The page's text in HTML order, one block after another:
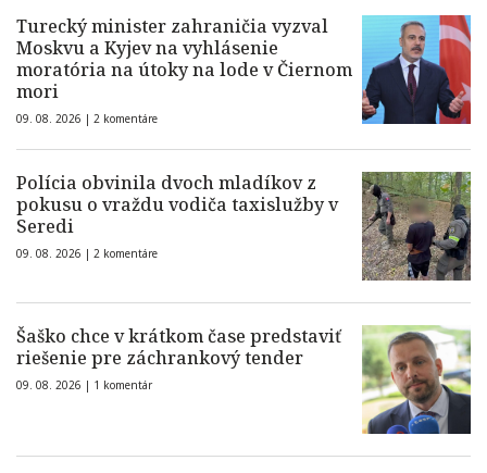
Turecký minister zahraničia vyzval
Moskvu a Kyjev na vyhlásenie
moratória na útoky na lode v Čiernom
mori
09. 08. 2026 | 2 komentáre
Polícia obvinila dvoch mladíkov z
pokusu o vraždu vodiča taxislužby v
Seredi
09. 08. 2026 | 2 komentáre
Šaško chce v krátkom čase predstaviť
riešenie pre záchrankový tender
09. 08. 2026 | 1 komentár